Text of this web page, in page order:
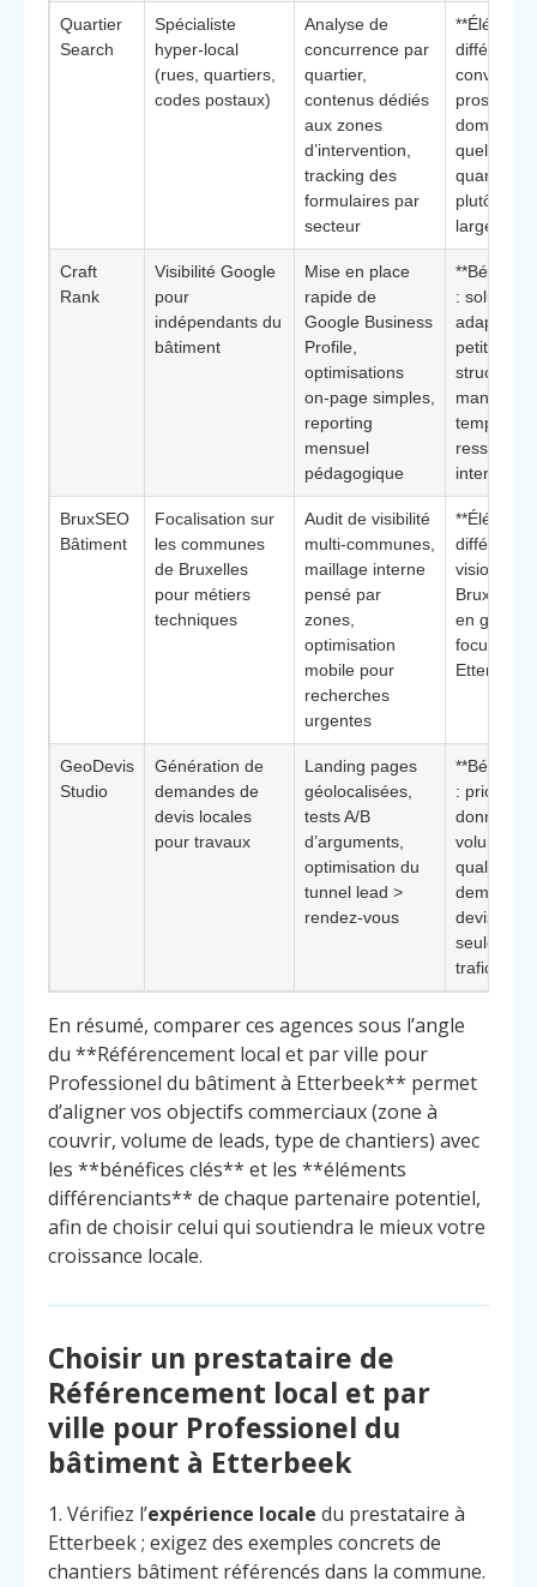
Quartier
Search
Spécialiste
hyper‑local
(rues, quartiers,
codes postaux)
Analyse de
concurrence par
quartier,
contenus dédiés
aux zones
d’intervention,
tracking des
formulaires par
secteur
**Élément
convient
pros
dominer
quelques
quartiers
plutôt
large
Craft
Rank
Visibilité Google
pour
indépendants du
bâtiment
Mise en place
rapide de
Google Business
Profile,
optimisations
on‑page simples,
reporting
mensuel
pédagogique
**Bénéfice
: solution
adaptée
petites
structures
manquant
temps et
internes
BruxSEO
Bâtiment
Focalisation sur
les communes
de Bruxelles
pour métiers
techniques
Audit de visibilité
multi‑communes,
maillage interne
pensé par
zones,
optimisation
mobile pour
recherches
urgentes
**Élément
vision
Bruxelles
en
focus fin
Etterbeek
GeoDevis
Studio
Génération de
demandes de
devis locales
pour travaux
Landing pages
géolocalisées,
tests A/B
d’arguments,
optimisation du
tunnel lead >
rendez‑vous
**Bénéfice
: priorité
donnée au
volume et
qualité des
devis, pas
trafic
En résumé, comparer ces agences sous l’angle
du **Référencement local et par ville pour
Professionel du bâtiment à Etterbeek** permet
d’aligner vos objectifs commerciaux (zone à
couvrir, volume de leads, type de chantiers) avec
les **bénéfices clés** et les **éléments
différenciants** de chaque partenaire potentiel,
afin de choisir celui qui soutiendra le mieux votre
croissance locale.
Choisir un prestataire de
Référencement local et par
ville pour Professionel du
bâtiment à Etterbeek
1. Vérifiez l’expérience locale du prestataire à
Etterbeek ; exigez des exemples concrets de
chantiers bâtiment référencés dans la commune.